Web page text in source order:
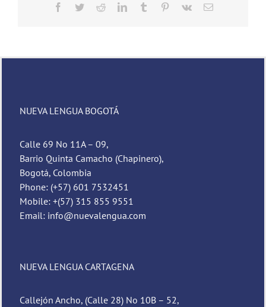
Facebook
TwitterRedditLinkedInTumblr Pinterest
Vk Email
NUEVA LENGUA BOGOTÁ
Calle 69 No 11A – 09,
Barrio Quinta Camacho (Chapinero),
Bogotá, Colombia
Phone: (+57) 601 7532451
Mobile: +(57) 315 855 9551
Email: info@nuevalengua.com
NUEVA LENGUA CARTAGENA
Callejón Ancho, (Calle 28) No 10B – 52,